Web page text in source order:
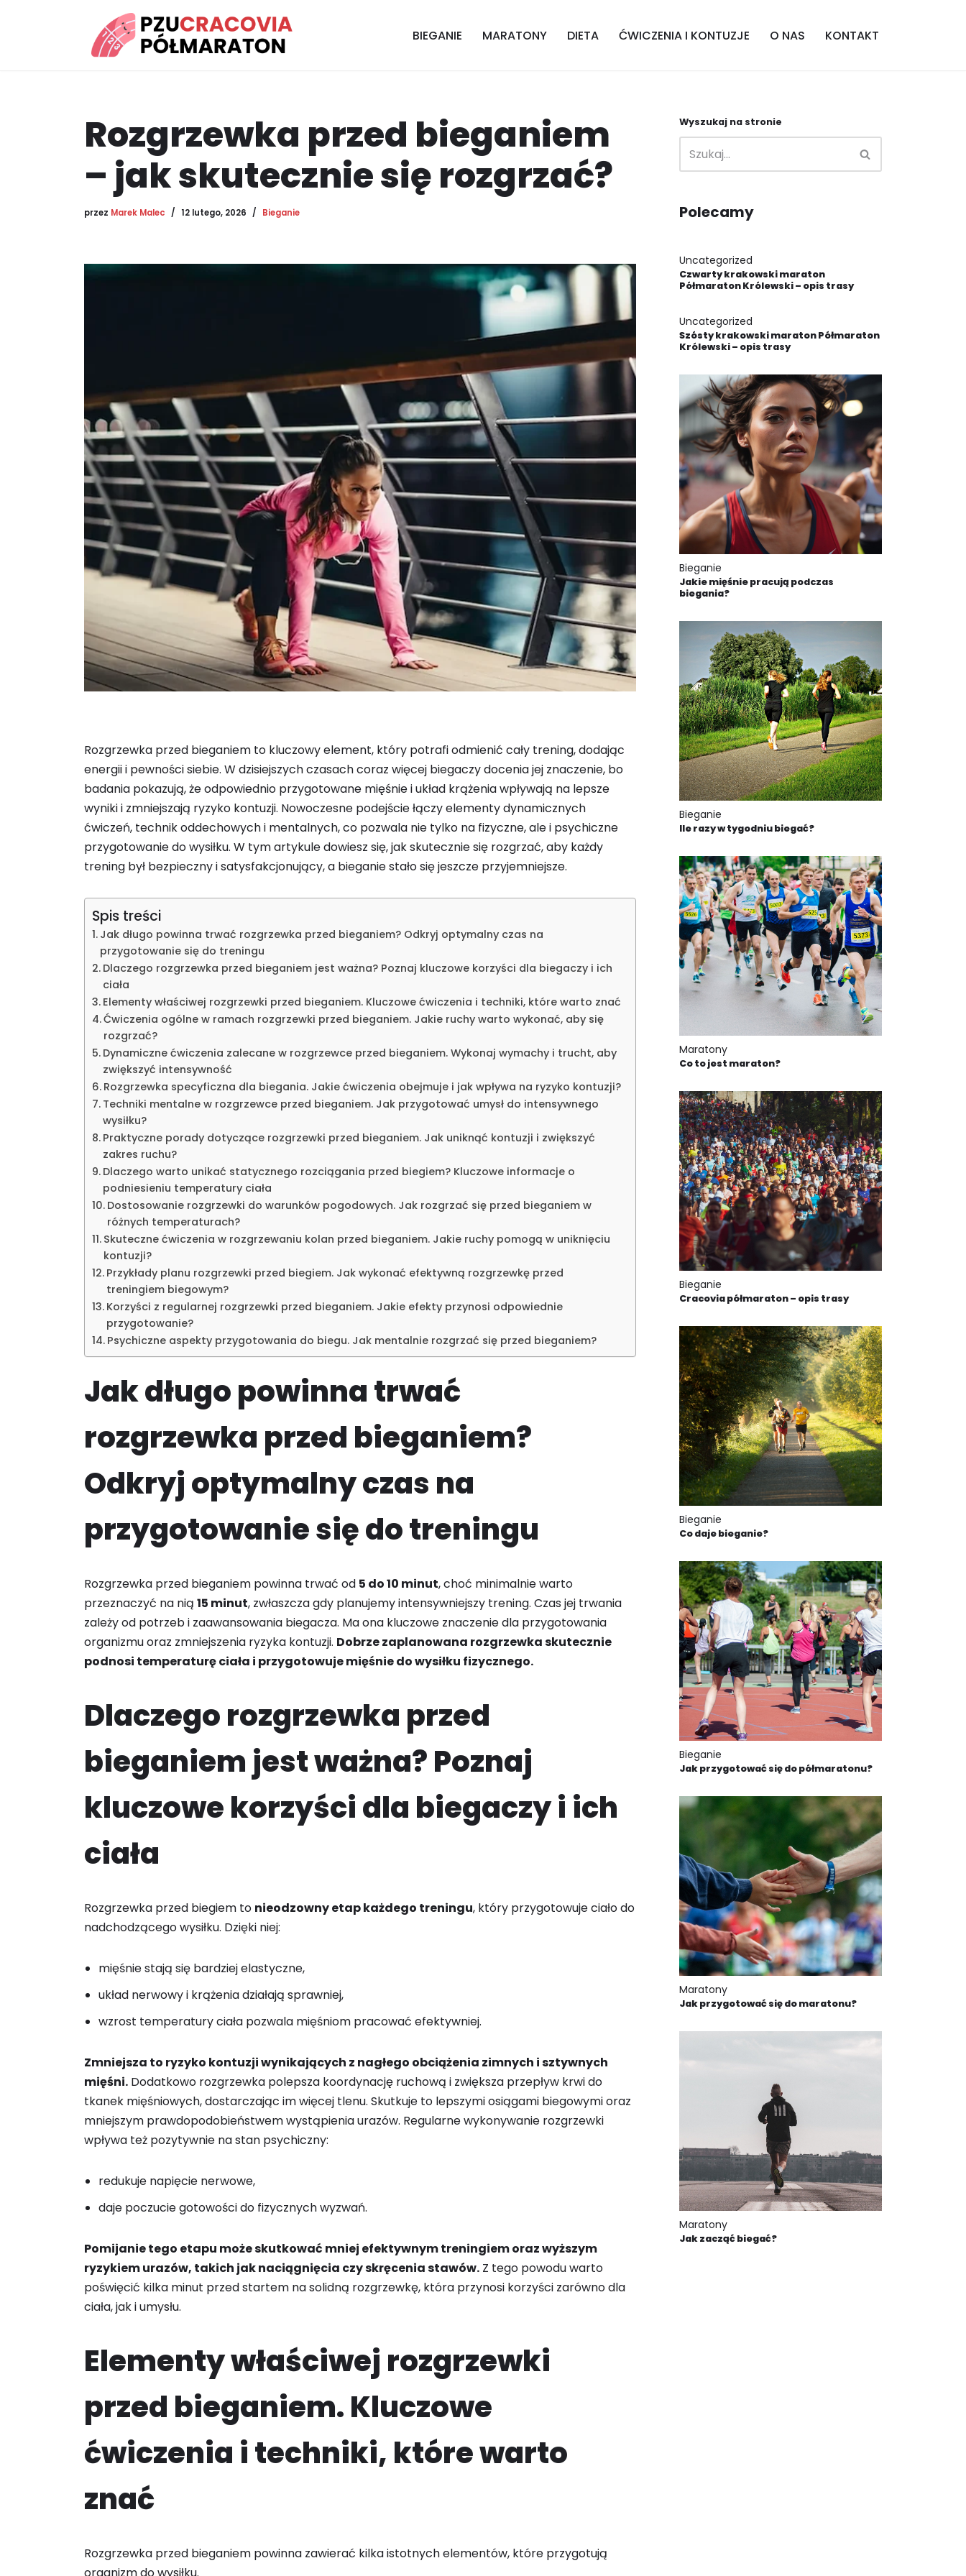
BIEGANIE MARATONY DIETA ĆWICZENIA I KONTUZJE O NAS KONTAKT
Rozgrzewka przed bieganiem
– jak skutecznie się rozgrzać?
przez Marek Malec 12 lutego, 2026 Bieganie
Rozgrzewka przed bieganiem to kluczowy element, który potrafi odmienić cały trening, dodając
energii i pewności siebie. W dzisiejszych czasach coraz więcej biegaczy docenia jej znaczenie, bo
badania pokazują, że odpowiednio przygotowane mięśnie i układ krążenia wpływają na lepsze
wyniki i zmniejszają ryzyko kontuzji. Nowoczesne podejście łączy elementy dynamicznych
ćwiczeń, technik oddechowych i mentalnych, co pozwala nie tylko na fizyczne, ale i psychiczne
przygotowanie do wysiłku. W tym artykule dowiesz się, jak skutecznie się rozgrzać, aby każdy
trening był bezpieczny i satysfakcjonujący, a bieganie stało się jeszcze przyjemniejsze.
Spis treści
Jak długo powinna trwać rozgrzewka przed bieganiem? Odkryj optymalny czas na
przygotowanie się do treningu
Dlaczego rozgrzewka przed bieganiem jest ważna? Poznaj kluczowe korzyści dla biegaczy i ich
ciała
Elementy właściwej rozgrzewki przed bieganiem. Kluczowe ćwiczenia i techniki, które warto znać
Ćwiczenia ogólne w ramach rozgrzewki przed bieganiem. Jakie ruchy warto wykonać, aby się
rozgrzać?
Dynamiczne ćwiczenia zalecane w rozgrzewce przed bieganiem. Wykonaj wymachy i trucht, aby
zwiększyć intensywność
Rozgrzewka specyficzna dla biegania. Jakie ćwiczenia obejmuje i jak wpływa na ryzyko kontuzji?
Techniki mentalne w rozgrzewce przed bieganiem. Jak przygotować umysł do intensywnego
wysiłku?
Praktyczne porady dotyczące rozgrzewki przed bieganiem. Jak uniknąć kontuzji i zwiększyć
zakres ruchu?
Dlaczego warto unikać statycznego rozciągania przed biegiem? Kluczowe informacje o
podniesieniu temperatury ciała
Dostosowanie rozgrzewki do warunków pogodowych. Jak rozgrzać się przed bieganiem w
różnych temperaturach?
Skuteczne ćwiczenia w rozgrzewaniu kolan przed bieganiem. Jakie ruchy pomogą w uniknięciu
kontuzji?
Przykłady planu rozgrzewki przed biegiem. Jak wykonać efektywną rozgrzewkę przed
treningiem biegowym?
Korzyści z regularnej rozgrzewki przed bieganiem. Jakie efekty przynosi odpowiednie
przygotowanie?
Psychiczne aspekty przygotowania do biegu. Jak mentalnie rozgrzać się przed bieganiem?
Jak długo powinna trwać
rozgrzewka przed bieganiem?
Odkryj optymalny czas na
przygotowanie się do treningu
Rozgrzewka przed bieganiem powinna trwać od 5 do 10 minut, choć minimalnie warto
przeznaczyć na nią 15 minut, zwłaszcza gdy planujemy intensywniejszy trening. Czas jej trwania
zależy od potrzeb i zaawansowania biegacza. Ma ona kluczowe znaczenie dla przygotowania
organizmu oraz zmniejszenia ryzyka kontuzji. Dobrze zaplanowana rozgrzewka skutecznie
podnosi temperaturę ciała i przygotowuje mięśnie do wysiłku fizycznego.
Dlaczego rozgrzewka przed
bieganiem jest ważna? Poznaj
kluczowe korzyści dla biegaczy i ich
ciała
Rozgrzewka przed biegiem to nieodzowny etap każdego treningu, który przygotowuje ciało do
nadchodzącego wysiłku. Dzięki niej:
mięśnie stają się bardziej elastyczne,
układ nerwowy i krążenia działają sprawniej,
wzrost temperatury ciała pozwala mięśniom pracować efektywniej.
Zmniejsza to ryzyko kontuzji wynikających z nagłego obciążenia zimnych i sztywnych
mięśni. Dodatkowo rozgrzewka polepsza koordynację ruchową i zwiększa przepływ krwi do
tkanek mięśniowych, dostarczając im więcej tlenu. Skutkuje to lepszymi osiągami biegowymi oraz
mniejszym prawdopodobieństwem wystąpienia urazów. Regularne wykonywanie rozgrzewki
wpływa też pozytywnie na stan psychiczny:
redukuje napięcie nerwowe,
daje poczucie gotowości do fizycznych wyzwań.
Pomijanie tego etapu może skutkować mniej efektywnym treningiem oraz wyższym
ryzykiem urazów, takich jak naciągnięcia czy skręcenia stawów. Z tego powodu warto
poświęcić kilka minut przed startem na solidną rozgrzewkę, która przynosi korzyści zarówno dla
ciała, jak i umysłu.
Elementy właściwej rozgrzewki
przed bieganiem. Kluczowe
ćwiczenia i techniki, które warto
znać
Rozgrzewka przed bieganiem powinna zawierać kilka istotnych elementów, które przygotują
Wyszukaj na stronie
Polecamy
Uncategorized
Czwarty krakowski maraton
Półmaraton Królewski – opis trasy
Uncategorized
Szósty krakowski maraton Półmaraton
Królewski – opis trasy
Bieganie
Jakie mięśnie pracują podczas
biegania?
Bieganie
Ile razy w tygodniu biegać?
Maratony
Co to jest maraton?
Bieganie
Cracovia półmaraton – opis trasy
Bieganie
Co daje bieganie?
Bieganie
Jak przygotować się do półmaratonu?
Maratony
Jak przygotować się do maratonu?
Maratony
Jak zacząć biegać?